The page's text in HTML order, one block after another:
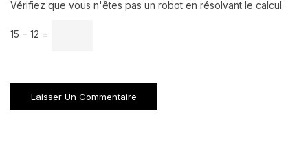
Vérifiez que vous n'êtes pas un robot en résolvant le calcul
15 − 12 =